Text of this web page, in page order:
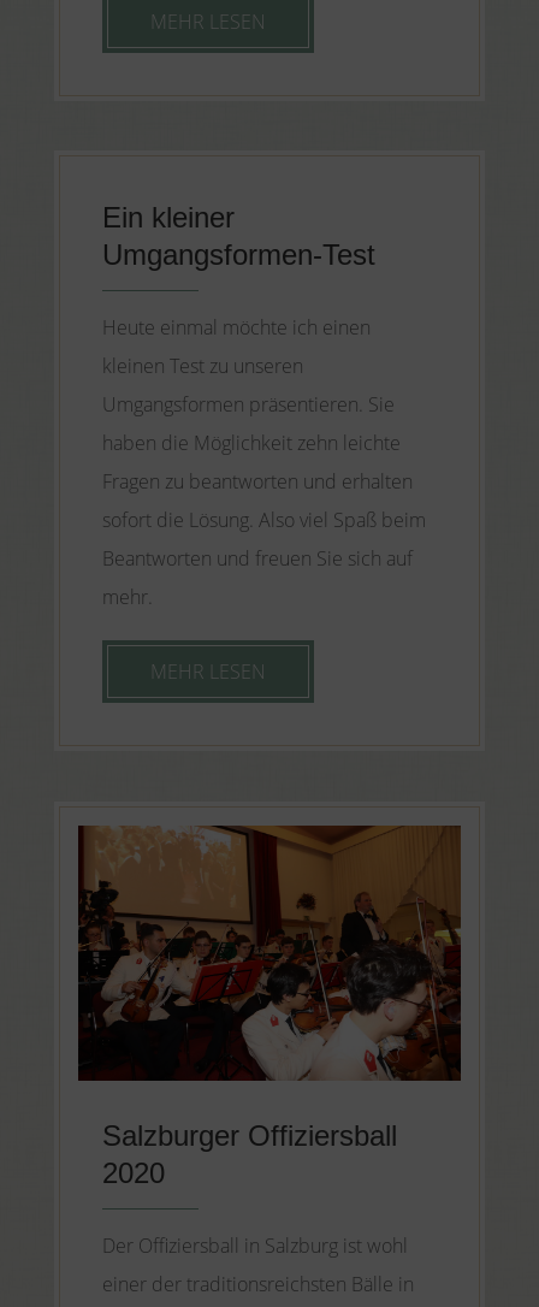
MEHR LESEN
Ein kleiner
Umgangsformen-Test
Heute einmal möchte ich einen
kleinen Test zu unseren
Umgangsformen präsentieren. Sie
haben die Möglichkeit zehn leichte
Fragen zu beantworten und erhalten
sofort die Lösung. Also viel Spaß beim
Beantworten und freuen Sie sich auf
mehr.
MEHR LESEN
Salzburger Offiziersball
2020
Der Offiziersball in Salzburg ist wohl
einer der traditionsreichsten Bälle in